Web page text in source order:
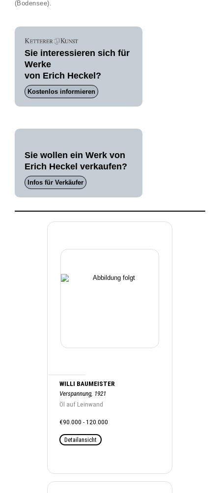
(Bodensee).
Sie interessieren sich für
Werke
von Erich Heckel?
Kostenlos informieren
Sie wollen ein Werk von
Erich Heckel verkaufen?
Infos für Verkäufer
WILLI BAUMEISTER
Verspannung, 1921
Öl auf Leinwand
€90.000 - 120.000
Detailansicht